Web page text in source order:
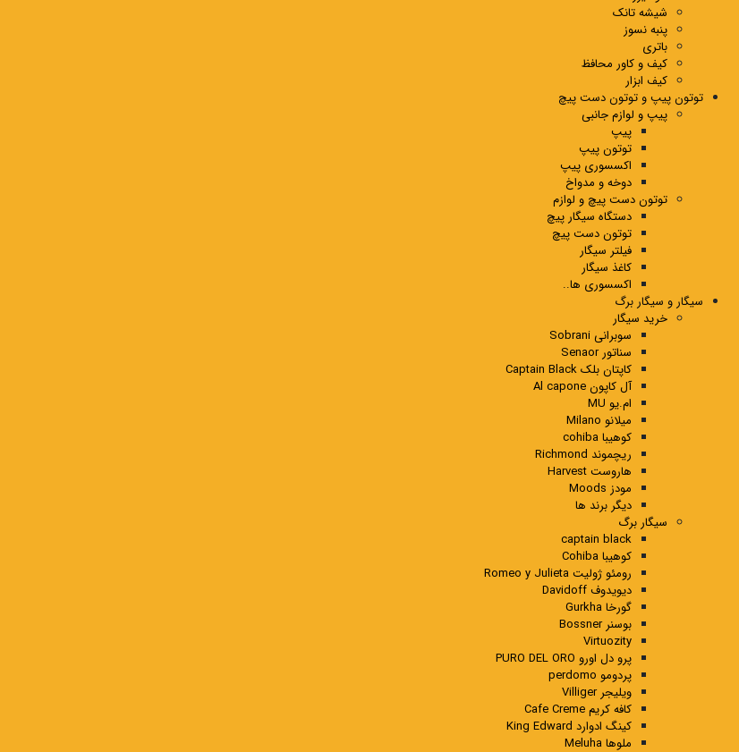
شیشه تانک
پنبه نسوز
باتری
کیف و کاور محافظ
کیف ابزار
توتون پیپ و توتون دست پیچ
پیپ و لوازم جانبی
پیپ
توتون پیپ
اکسسوری پیپ
دوخه و مدواخ
توتون دست پیچ و لوازم
دستگاه سیگار پیچ
توتون دست پیچ
فیلتر سیگار
کاغذ سیگار
اکسسوری ها..
سیگار و سیگار برگ
خرید سیگار
سوبرانی Sobrani
سناتور Senaor
کاپتان بلک Captain Black
آل کاپون Al capone
ام.یو MU
میلانو Milano
کوهیبا cohiba
ریچموند Richmond
هاروست Harvest
مودز Moods
دیگر برند ها
سیگار برگ
captain black
کوهیبا Cohiba
رومئو ژولیت Romeo y Julieta
دیویدوف Davidoff
گورخا Gurkha
بوسنر Bossner
Virtuozity
پرو دل اورو PURO DEL ORO
پردومو perdomo
ویلیجر Villiger
کافه کریم Cafe Creme
کینگ ادوارد King Edward
ملوها Meluha